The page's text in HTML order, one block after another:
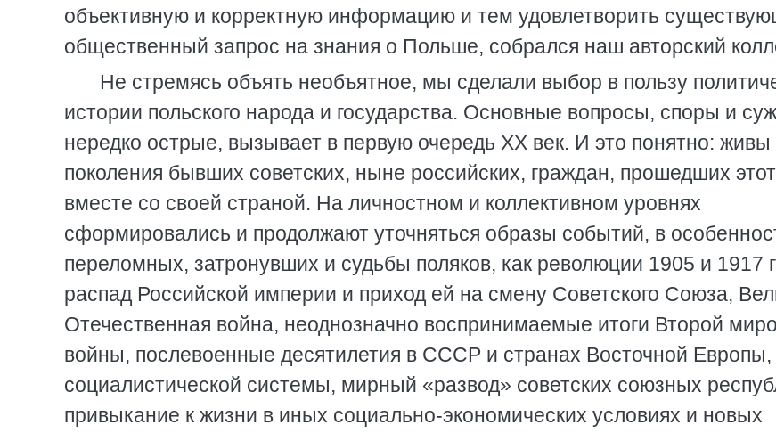
объективную и корректную информацию и тем удовлетворить
общественный запрос на знания о Польше, собрался наш авторский
Не стремясь объять необъятное, мы сделали выбор в пользу
истории польского народа и государства. Основные вопросы, споры и
нередко острые, вызывает в первую очередь XX век. И это понятно: живы
поколения бывших советских, ныне российских, граждан, прошедших
вместе со своей страной. На личностном и коллективном уровнях
сформировались и продолжают уточняться образы событий, в
переломных, затронувших и судьбы поляков, как революции 1905 и 1917
распад Российской империи и приход ей на смену Советского Союза,
Отечественная война, неоднозначно воспринимаемые итоги Второй
войны, послевоенные десятилетия в СССР и странах Восточной Европы,
социалистической системы, мирный «развод» советских союзных
привыкание к жизни в иных социально-экономических условиях и новых